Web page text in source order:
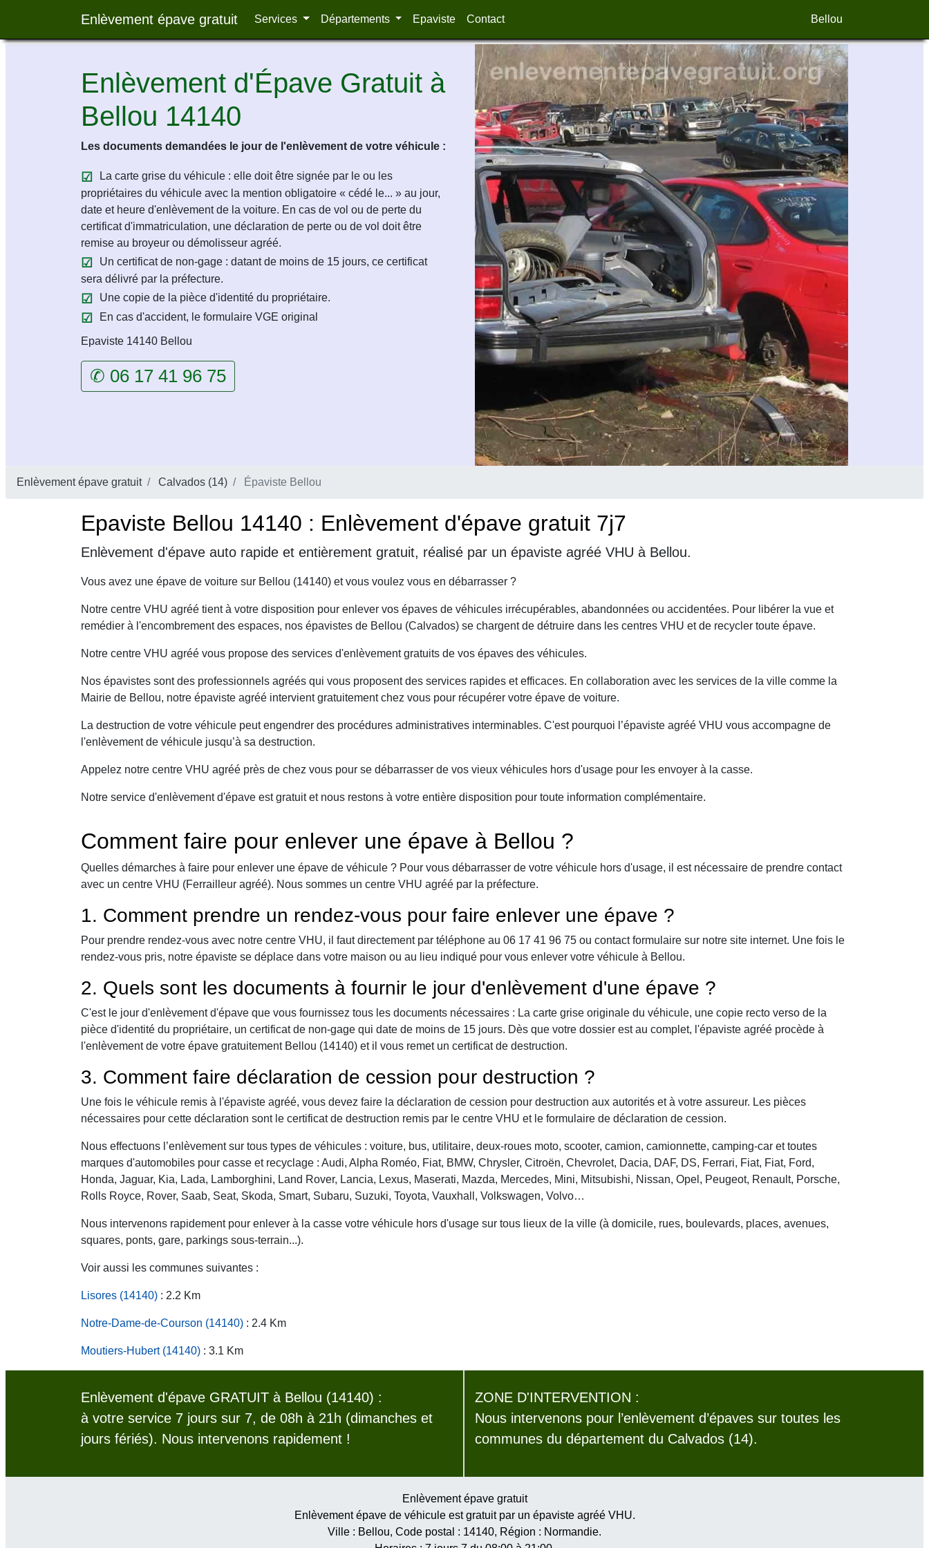
Enlèvement épave gratuit Services Départements Epaviste Contact Bellou
Enlèvement d'Épave Gratuit à
Bellou 14140
Les documents demandées le jour de l'enlèvement de votre véhicule :
La carte grise du véhicule : elle doit être signée par le ou les
propriétaires du véhicule avec la mention obligatoire « cédé le... » au jour,
date et heure d'enlèvement de la voiture. En cas de vol ou de perte du
certificat d'immatriculation, une déclaration de perte ou de vol doit être
remise au broyeur ou démolisseur agréé.
Un certificat de non-gage : datant de moins de 15 jours, ce certificat
sera délivré par la préfecture.
Une copie de la pièce d'identité du propriétaire.
En cas d'accident, le formulaire VGE original
Epaviste 14140 Bellou
✆ 06 17 41 96 75
Enlèvement épave gratuit Calvados (14) Épaviste Bellou
Epaviste Bellou 14140 : Enlèvement d'épave gratuit 7j7
Enlèvement d'épave auto rapide et entièrement gratuit, réalisé par un épaviste agréé VHU à Bellou.
Vous avez une épave de voiture sur Bellou (14140) et vous voulez vous en débarrasser ?
Notre centre VHU agréé tient à votre disposition pour enlever vos épaves de véhicules irrécupérables, abandonnées ou accidentées. Pour libérer la vue et
remédier à l'encombrement des espaces, nos épavistes de Bellou (Calvados) se chargent de détruire dans les centres VHU et de recycler toute épave.
Notre centre VHU agréé vous propose des services d'enlèvement gratuits de vos épaves des véhicules.
Nos épavistes sont des professionnels agréés qui vous proposent des services rapides et efficaces. En collaboration avec les services de la ville comme la
Mairie de Bellou, notre épaviste agréé intervient gratuitement chez vous pour récupérer votre épave de voiture.
La destruction de votre véhicule peut engendrer des procédures administratives interminables. C'est pourquoi l’épaviste agréé VHU vous accompagne de
l'enlèvement de véhicule jusqu’à sa destruction.
Appelez notre centre VHU agréé près de chez vous pour se débarrasser de vos vieux véhicules hors d'usage pour les envoyer à la casse.
Notre service d'enlèvement d'épave est gratuit et nous restons à votre entière disposition pour toute information complémentaire.
Comment faire pour enlever une épave à Bellou ?
Quelles démarches à faire pour enlever une épave de véhicule ? Pour vous débarrasser de votre véhicule hors d'usage, il est nécessaire de prendre contact
avec un centre VHU (Ferrailleur agréé). Nous sommes un centre VHU agréé par la préfecture.
1. Comment prendre un rendez-vous pour faire enlever une épave ?
Pour prendre rendez-vous avec notre centre VHU, il faut directement par téléphone au 06 17 41 96 75 ou contact formulaire sur notre site internet. Une fois le
rendez-vous pris, notre épaviste se déplace dans votre maison ou au lieu indiqué pour vous enlever votre véhicule à Bellou.
2. Quels sont les documents à fournir le jour d'enlèvement d'une épave ?
C'est le jour d'enlèvement d'épave que vous fournissez tous les documents nécessaires : La carte grise originale du véhicule, une copie recto verso de la
pièce d'identité du propriétaire, un certificat de non-gage qui date de moins de 15 jours. Dès que votre dossier est au complet, l'épaviste agréé procède à
l'enlèvement de votre épave gratuitement Bellou (14140) et il vous remet un certificat de destruction.
3. Comment faire déclaration de cession pour destruction ?
Une fois le véhicule remis à l'épaviste agréé, vous devez faire la déclaration de cession pour destruction aux autorités et à votre assureur. Les pièces
nécessaires pour cette déclaration sont le certificat de destruction remis par le centre VHU et le formulaire de déclaration de cession.
Nous effectuons l’enlèvement sur tous types de véhicules : voiture, bus, utilitaire, deux-roues moto, scooter, camion, camionnette, camping-car et toutes
marques d'automobiles pour casse et recyclage : Audi, Alpha Roméo, Fiat, BMW, Chrysler, Citroën, Chevrolet, Dacia, DAF, DS, Ferrari, Fiat, Fiat, Ford,
Honda, Jaguar, Kia, Lada, Lamborghini, Land Rover, Lancia, Lexus, Maserati, Mazda, Mercedes, Mini, Mitsubishi, Nissan, Opel, Peugeot, Renault, Porsche,
Rolls Royce, Rover, Saab, Seat, Skoda, Smart, Subaru, Suzuki, Toyota, Vauxhall, Volkswagen, Volvo…
Nous intervenons rapidement pour enlever à la casse votre véhicule hors d'usage sur tous lieux de la ville (à domicile, rues, boulevards, places, avenues,
squares, ponts, gare, parkings sous-terrain...).
Voir aussi les communes suivantes :
Lisores (14140) : 2.2 Km
Notre-Dame-de-Courson (14140) : 2.4 Km
Moutiers-Hubert (14140) : 3.1 Km
Enlèvement d'épave GRATUIT à Bellou (14140) :
à votre service 7 jours sur 7, de 08h à 21h (dimanches et
jours fériés). Nous intervenons rapidement !
ZONE D'INTERVENTION :
Nous intervenons pour l’enlèvement d’épaves sur toutes les
communes du département du Calvados (14).
Enlèvement épave gratuit
Enlèvement épave de véhicule est gratuit par un épaviste agréé VHU.
Ville : Bellou, Code postal : 14140, Région : Normandie.